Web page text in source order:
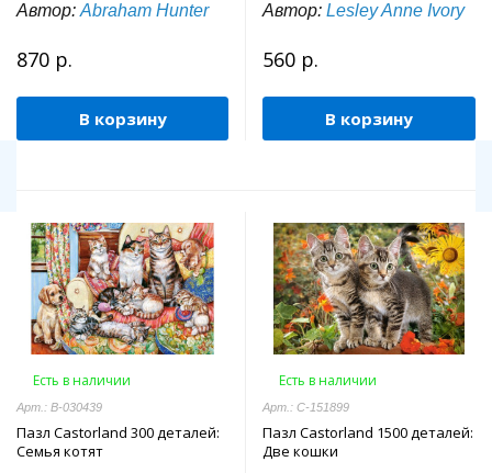
Автор: Abraham Hunter
870 р.
В корзину
Автор: Lesley Anne Ivory
560 р.
В корзину
Есть в наличии
Арт.: В-030439
Пазл Castorland 300 деталей:
Семья котят
Есть в наличии
Арт.: C-151899
Пазл Castorland 1500 деталей:
Две кошки